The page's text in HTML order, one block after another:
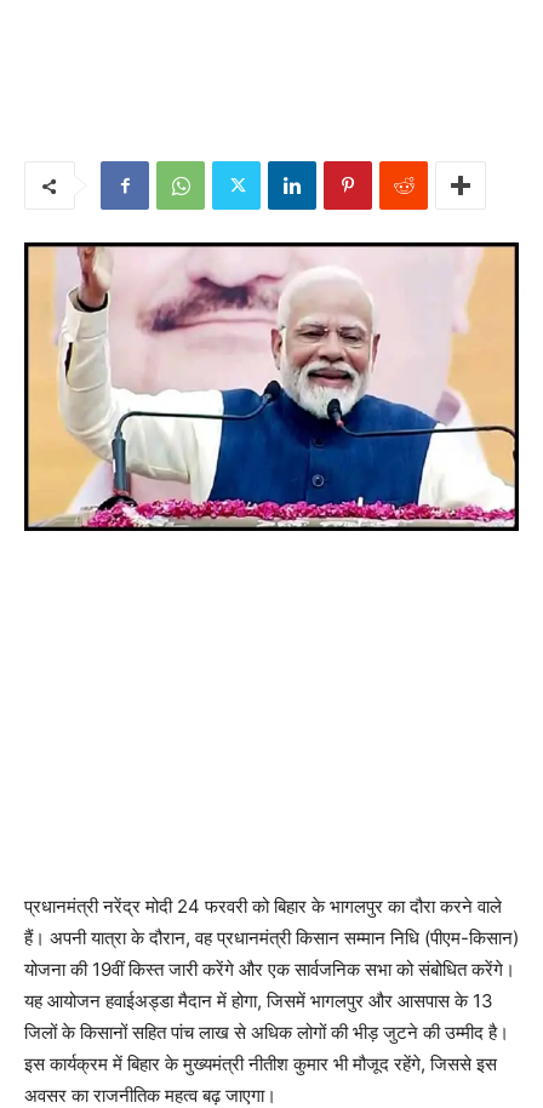
प्रधानमंत्री नरेंद्र मोदी 24 फरवरी को बिहार के भागलपुर का दौरा करने वाले
हैं। अपनी यात्रा के दौरान, वह प्रधानमंत्री किसान सम्मान निधि (पीएम-किसान)
योजना की 19वीं किस्त जारी करेंगे और एक सार्वजनिक सभा को संबोधित करेंगे।
यह आयोजन हवाईअड्डा मैदान में होगा, जिसमें भागलपुर और आसपास के 13
जिलों के किसानों सहित पांच लाख से अधिक लोगों की भीड़ जुटने की उम्मीद है।
इस कार्यक्रम में बिहार के मुख्यमंत्री नीतीश कुमार भी मौजूद रहेंगे, जिससे इस
अवसर का राजनीतिक महत्व बढ़ जाएगा।